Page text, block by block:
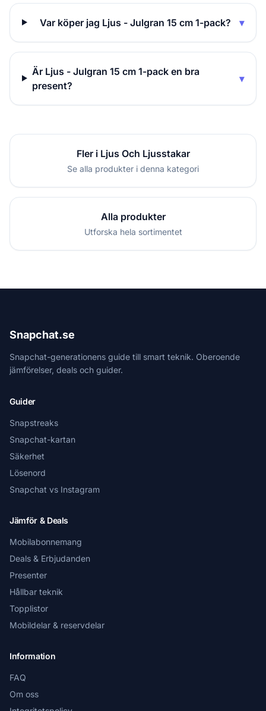
Var köper jag Ljus - Julgran 15 cm 1-pack? ▾
Är Ljus - Julgran 15 cm 1-pack en bra
present?
▾
Fler i Ljus Och Ljusstakar
Se alla produkter i denna kategori
Alla produkter
Utforska hela sortimentet
Snapchat.se
Snapchat-generationens guide till smart teknik. Oberoende
jämförelser, deals och guider.
Guider
Snapstreaks
Snapchat-kartan
Säkerhet
Lösenord
Snapchat vs Instagram
Jämför & Deals
Mobilabonnemang
Deals & Erbjudanden
Presenter
Hållbar teknik
Topplistor
Mobildelar & reservdelar
Information
FAQ
Om oss